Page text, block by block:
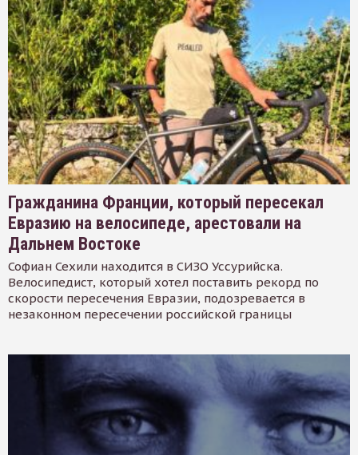
Гражданина Франции, который пересекал
Евразию на велосипеде, арестовали на
Дальнем Востоке
Софиан Сехили находится в СИЗО Уссурийска.
Велосипедист, который хотел поставить рекорд по
скорости пересечения Евразии, подозревается в
незаконном пересечении российской границы